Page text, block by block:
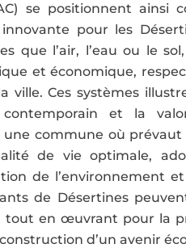
se positionnent ainsi
pour les
que l’air, l’eau ou le
et économique,
ville. Ces systèmes
et la
une commune où
de vie optimale,
de l’environnement
de Désertines
tout en œuvrant pour la
d’un avenir